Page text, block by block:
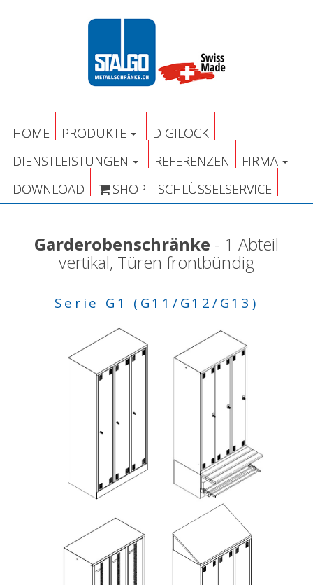
HOME PRODUKTE
DIGILOCK
DIENSTLEISTUNGEN
REFERENZEN
FIRMA
DOWNLOAD
SHOP SCHLÜSSELSERVICE
Garderobenschränke - 1 Abteil
vertikal, Türen frontbündig
Serie G1 (G11/G12/G13)